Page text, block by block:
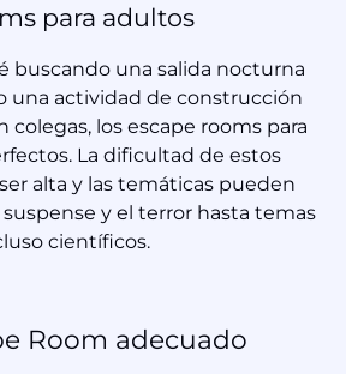
para adultos
buscando una salida nocturna
una actividad de construcción
colegas, los escape rooms para
La dificultad de estos
alta y las temáticas pueden
y el terror hasta temas
científicos.
Room adecuado